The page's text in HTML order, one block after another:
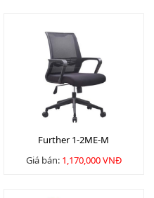
Further 1-2ME-M
Giá bán: 1,170,000 VNĐ